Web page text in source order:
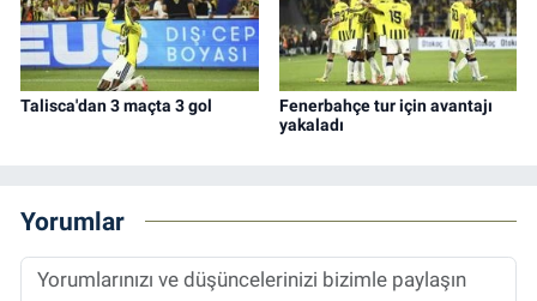
Talisca'dan 3 maçta 3 gol
Fenerbahçe tur için avantajı
yakaladı
Yorumlar